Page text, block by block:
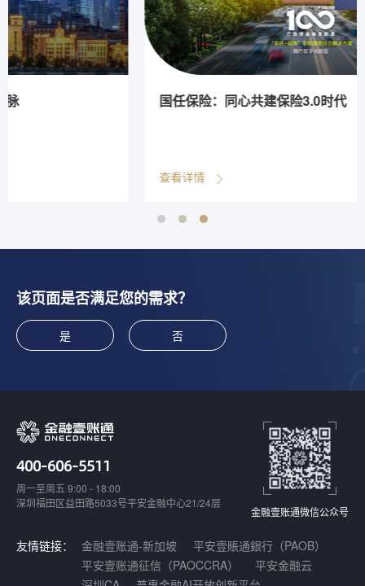
国任保险：同心共建保险3.0时代
该页面是否满足您的需求？
是 否
400-606-5511
周一至周五 9:00 - 18:00
深圳福田区益田路5033号平安金融中心21/24层
金融壹账通微信公众号
友情链接： 金融壹账通-新加坡
平安壹賬通銀行（PAOB）
平安壹账通征信（PAOCCRA）
平安金融云